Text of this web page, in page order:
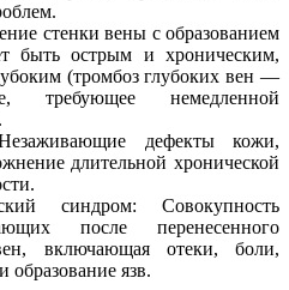
стенки вены с образованием
быть острым и хроническим,
(тромбоз глубоких вен —
требующее немедленной
дефекты кожи,
длительной хронической
синдром: Совокупность
после перенесенного
включающая отеки, боли,
образование язв.